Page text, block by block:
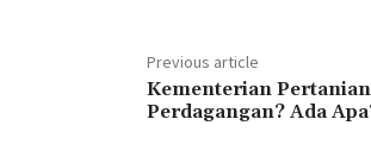
Previous article
Kementerian
Perdagangan? Ada